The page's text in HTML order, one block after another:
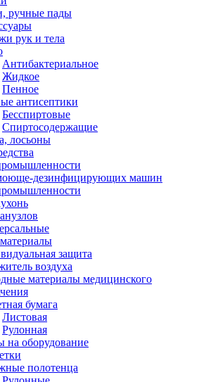
ручные пады
рук и тела
Антибактериальное
Жидкое
Пенное
антисептики
Бесспиртовые
Cпиртосодержащие
лосьоны
дезинфицирующих машин
защита
воздуха
материалы медицинского
бумага
Листовая
Рулонная
на оборудование
полотенца